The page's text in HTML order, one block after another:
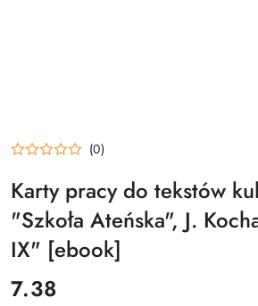
(0)
Karty pracy do tekstów
"Szkoła Ateńska", J.
IX" [ebook]
cena:
7.38